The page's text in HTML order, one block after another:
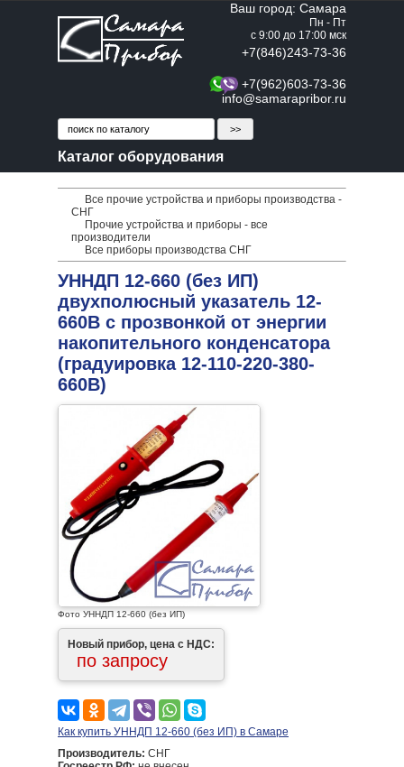
Ваш город: Самара
Пн - Пт
с 9:00 до 17:00 мск
+7(846)243-73-36
+7(962)603-73-36
info@samarapribor.ru
Каталог оборудования
Все прочие устройства и приборы производства -
СНГ
Прочие устройства и приборы - все
производители
Все приборы производства СНГ
УННДП 12-660 (без ИП)
двухполюсный указатель 12-
660В с прозвонкой от энергии
накопительного конденсатора
(градуировка 12-110-220-380-
660В)
Фото УННДП 12-660 (без ИП)
Новый прибор, цена с НДС:
по запросу
Как купить УННДП 12-660 (без ИП) в Самаре
Производитель: СНГ